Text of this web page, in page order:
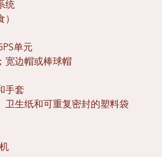
统
单元
宽边帽或棒球帽
手套
卫生纸和可重复密封的塑料袋